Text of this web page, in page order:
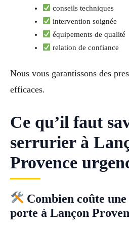
conseils techniques
intervention soignée
équipements de qualité
relation de confiance
Nous vous garantissons des
efficaces.
Ce qu’il faut
serrurier à
Provence
Combien coûte
porte à Lançon